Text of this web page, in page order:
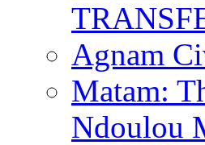
Agnam
Matam:
Ndoulou